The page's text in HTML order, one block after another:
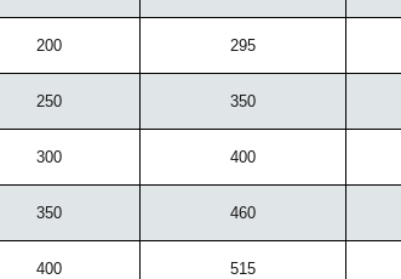
200 295
250 350
300 400
350 460
400 515